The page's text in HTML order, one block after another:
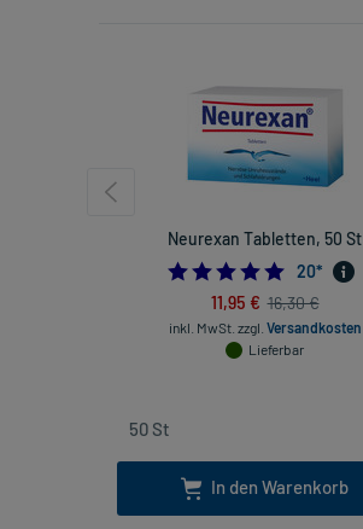
Neurexan Tabletten, 50 St
4.95
20*
11,95 € 16,30 €
inkl. MwSt. zzgl. Versandkosten
Lieferbar
In den Warenkorb